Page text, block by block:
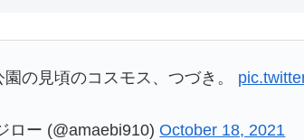
の見頃のコスモス、つづき。
ロー (@amaebi910)October 18, 2021